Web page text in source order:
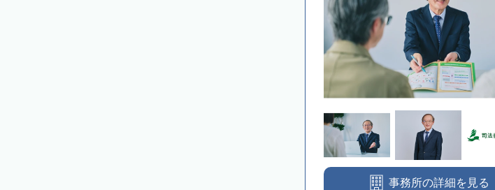
事務所の詳細を見る